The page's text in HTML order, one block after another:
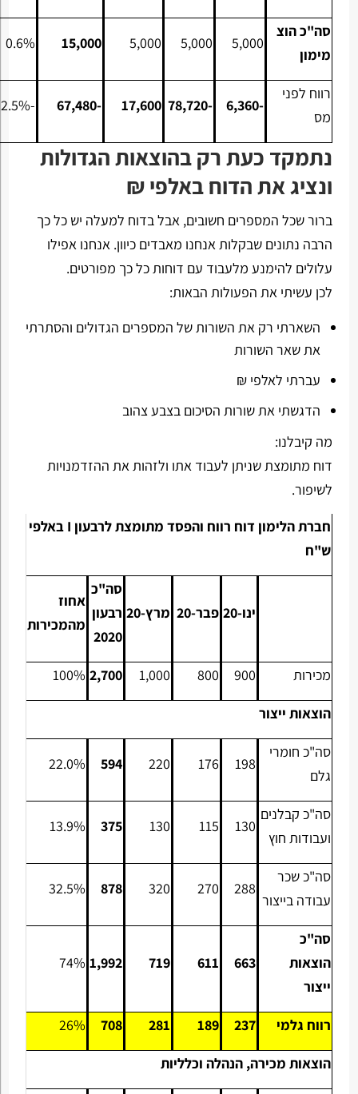
סה"כ הוצ
מימון
5,000
5,000
5,000
15,000
0.6%
רווח לפני
מס
-6,360
-78,720
17,600
-67,480
-2.5%
נתמקד כעת רק בהוצאות הגדולות
ונציג את הדוח באלפי ₪
ברור שכל המספרים חשובים, אבל בדוח למעלה יש כל כך
הרבה נתונים שבקלות אנחנו מאבדים כיוון. אנחנו אפילו
עלולים להימנע מלעבוד עם דוחות כל כך מפורטים.
לכן עשיתי את הפעולות הבאות:
השארתי רק את השורות של המספרים הגדולים והסתרתי
את שאר השורות
עברתי לאלפי ₪
הדגשתי את שורות הסיכום בצבע צהוב
מה קיבלנו:
דוח מתומצת שניתן לעבוד אתו ולזהות את ההזדמנויות
לשיפור.
חברת הלימון דוח רווח והפסד מתומצת לרבעון I באלפי
ש"ח
ינו-20 פבר-20 מרץ-20
סה"כ
רבעון
2020
אחוז
מהמכירות
מכירות 900
800
1,000
2,700
100%
הוצאות ייצור
סה"כ חומרי
גלם
198
176
220
594
22.0%
סה"כ קבלנים
ועבודות חוץ
130
115
130
375
13.9%
סה"כ שכר
עבודה בייצור
288
270
320
878
32.5%
סה"כ
הוצאות
ייצור
663
611
719
1,992
74%
רווח גלמי 237
189
281
708
26%
הוצאות מכירה, הנהלה וכלליות